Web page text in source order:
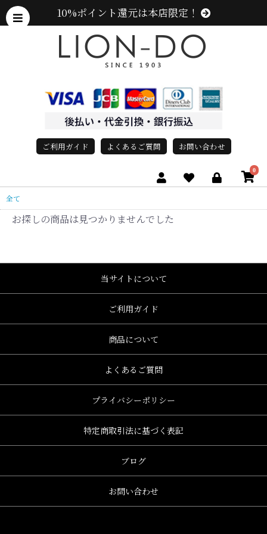
10%ポイント還元は本店限定！
ご利用ガイド よくあるご質問 お問い合わせ
0
全て
お探しの商品は見つかりませんでした
当サイトについて
ご利用ガイド
商品について
よくあるご質問
プライバシーポリシー
特定商取引法に基づく表記
ブログ
お問い合わせ